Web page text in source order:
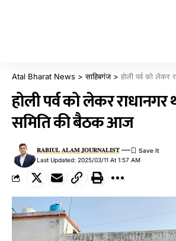
Atal Bharat News >साहिबगंज> होली पर्व को लेकर
होली पर्व को लेकर राधानगर
समिति की बैठक आज
Last Updated: 2025/03/11 At 1:57 AM
𝐑𝐀𝐁𝐈𝐔𝐋 𝐀𝐋𝐀𝐌 𝐉𝐎𝐔𝐑𝐍𝐀𝐋𝐈𝐒𝐓